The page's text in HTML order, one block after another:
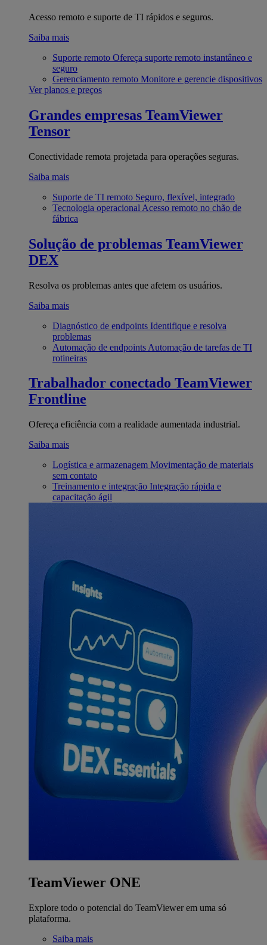
Acesso remoto e suporte de TI rápidos e seguros.
Saiba mais
Suporte remoto Ofereça suporte remoto instantâneo e
seguro
Gerenciamento remoto Monitore e gerencie dispositivos
Ver planos e preços
Grandes empresas TeamViewer
Tensor
Conectividade remota projetada para operações seguras.
Saiba mais
Suporte de TI remoto Seguro, flexível, integrado
Tecnologia operacional Acesso remoto no chão de
fábrica
Solução de problemas TeamViewer
DEX
Resolva os problemas antes que afetem os usuários.
Saiba mais
Diagnóstico de endpoints Identifique e resolva
problemas
Automação de endpoints Automação de tarefas de TI
rotineiras
Trabalhador conectado TeamViewer
Frontline
Ofereça eficiência com a realidade aumentada industrial.
Saiba mais
Logística e armazenagem Movimentação de materiais
sem contato
Treinamento e integração Integração rápida e
capacitação ágil
TeamViewer ONE
Explore todo o potencial do TeamViewer em uma só
plataforma.
Saiba mais